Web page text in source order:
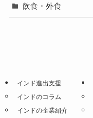
飲食・外食
インド進出支援
インドのコラム
インドの企業紹介